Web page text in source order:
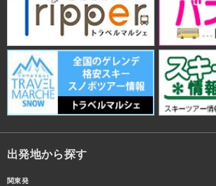
出発地から探す
関東発